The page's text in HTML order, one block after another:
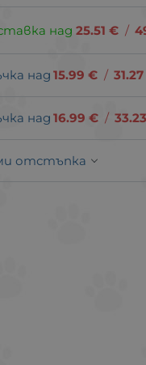
над25.51 € /
над 15.99 € / 31.27
над 16.99 € / 33.23
отстъпка